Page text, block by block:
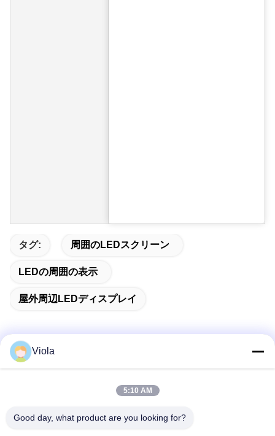
タグ: 周囲のLEDスクリーン
LEDの周囲の表示
屋外周辺LEDディスプレイ
9階,ビル5 ヘン・ミン・ワン・チュアン・フイセンター,フ
Viola
5:10 AM
Good day, what product are you looking for?